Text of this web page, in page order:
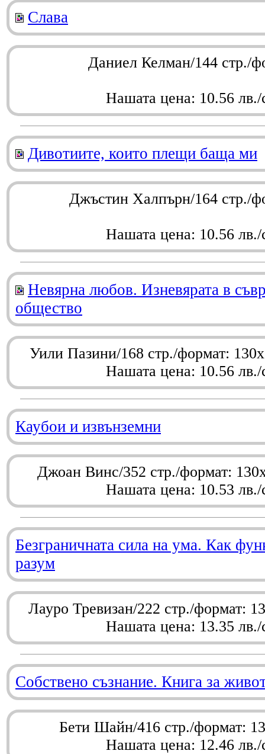
Слава
Даниел Келман/144 стр./
Нашата цена: 10.56 лв./
Дивотиите, които плещи баща ми
Джъстин Халпърн/164 стр./
Нашата цена: 10.56 лв./
Невярна любов. Изневярата в
общество
Уили Пазини/168 стр./формат:
Нашата цена: 10.56 лв./
Каубои и извънземни
Джоан Винс/352 стр./формат:
Нашата цена: 10.53 лв./
Безграничната сила на ума. Как
разум
Лауро Тревизан/222 стр./формат:
Нашата цена: 13.35 лв./
Собствено съзнание. Книга за
Бети Шайн/416 стр./формат:
Нашата цена: 12.46 лв./